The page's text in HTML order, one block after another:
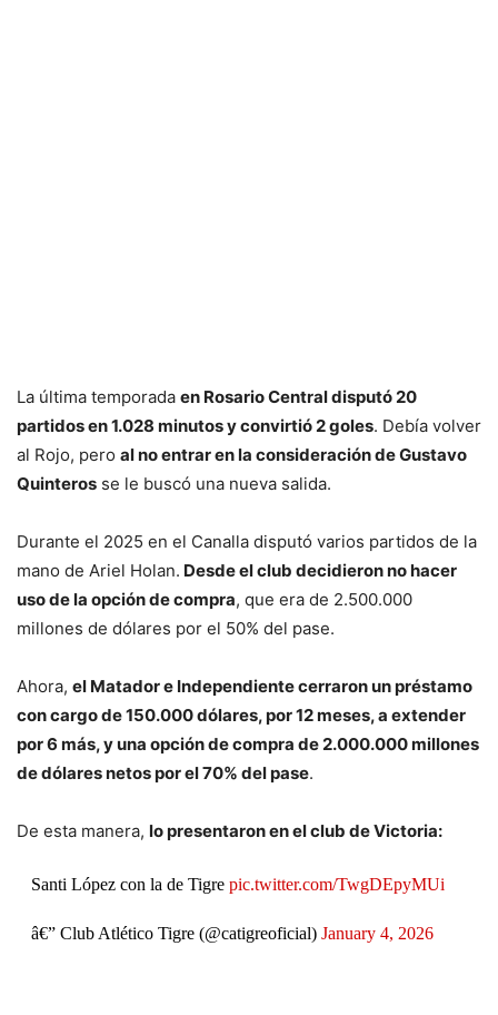
La última temporada en Rosario Central disputó 20
partidos en 1.028 minutos y convirtió 2 goles. Debía volver
al Rojo, pero al no entrar en la consideración de Gustavo
Quinteros se le buscó una nueva salida.
Durante el 2025 en el Canalla disputó varios partidos de la
mano de Ariel Holan. Desde el club decidieron no hacer
uso de la opción de compra, que era de 2.500.000
millones de dólares por el 50% del pase.
Ahora, el Matador e Independiente cerraron un préstamo
con cargo de 150.000 dólares, por 12 meses, a extender
por 6 más, y una opción de compra de 2.000.000 millones
de dólares netos por el 70% del pase.
De esta manera, lo presentaron en el club de Victoria:
Santi López con la de Tigre pic.twitter.com/TwgDEpyMUi
â€” Club Atlético Tigre (@catigreoficial) January 4, 2026